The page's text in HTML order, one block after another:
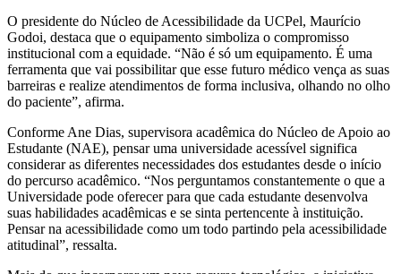
O presidente do Núcleo de Acessibilidade da UCPel, Maurício
Godoi, destaca que o equipamento simboliza o compromisso
institucional com a equidade. “Não é só um equipamento. É uma
ferramenta que vai possibilitar que esse futuro médico vença as suas
barreiras e realize atendimentos de forma inclusiva, olhando no olho
do paciente”, afirma.
Conforme Ane Dias, supervisora acadêmica do Núcleo de Apoio ao
Estudante (NAE), pensar uma universidade acessível significa
considerar as diferentes necessidades dos estudantes desde o início
do percurso acadêmico. “Nos perguntamos constantemente o que a
Universidade pode oferecer para que cada estudante desenvolva
suas habilidades acadêmicas e se sinta pertencente à instituição.
Pensar na acessibilidade como um todo partindo pela acessibilidade
atitudinal”, ressalta.